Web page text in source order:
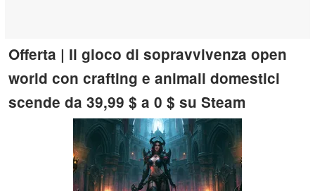
Offerta | Il gioco di sopravvivenza open
world con crafting e animali domestici
scende da 39,99 $ a 0 $ su Steam